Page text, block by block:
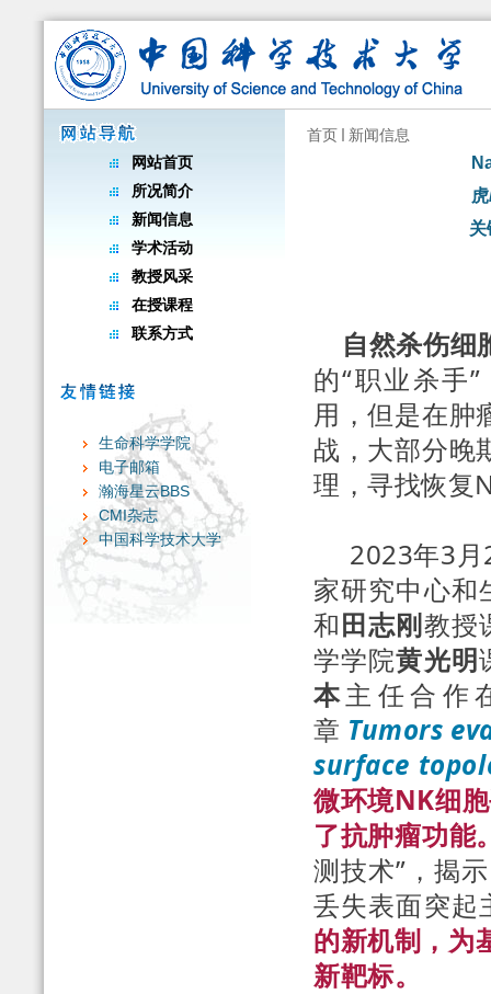
网站首页
所况简介
新闻信息
学术活动
教授风采
在授课程
联系方式
生命科学学院
电子邮箱
瀚海星云BBS
CMI杂志
中国科学技术大学
首页 新闻信息
关
自然杀伤细
的“职业杀手
用，但是在肿
战，大部分晚
理，寻找恢复
2023年3月
家研究中心和
和田志刚教授
学学院黄光明
本主任合作
章 Tumors
surface
微环境NK细
了抗肿瘤功能
测技术”，揭
丢失表面突起
的新机制，为
新靶标。